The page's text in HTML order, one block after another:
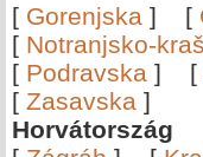
[ Gorenjska ] [
[ Notranjsko-
[ Podravska ] [
[ Zasavska ]
Horvátország